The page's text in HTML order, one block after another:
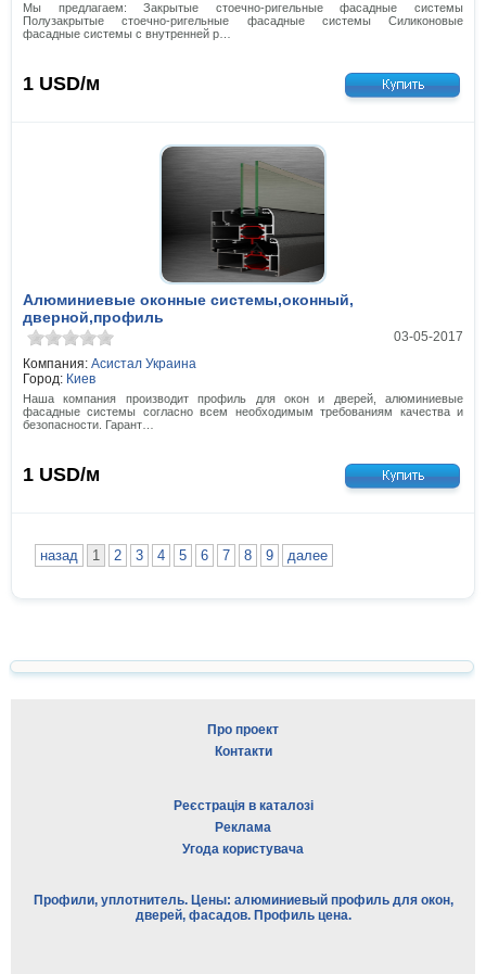
Мы предлагаем: Закрытые стоечно-ригельные фасадные системы
Полузакрытые стоечно-ригельные фасадные системы Силиконовые
фасадные системы с внутренней р…
1 USD/м
Алюминиевые оконные системы,оконный,
дверной,профиль
03-05-2017
Компания: Асистал Украина
Город: Киев
Наша компания производит профиль для окон и дверей, алюминиевые
фасадные системы согласно всем необходимым требованиям качества и
безопасности. Гарант…
1 USD/м
назад 1 2 3 4 5 6 7 8 9 далее
Про проект
Контакти
Реєстрація в каталозі
Реклама
Угода користувача
Профили, уплотнитель. Цены: алюминиевый профиль для окон,
дверей, фасадов. Профиль цена.